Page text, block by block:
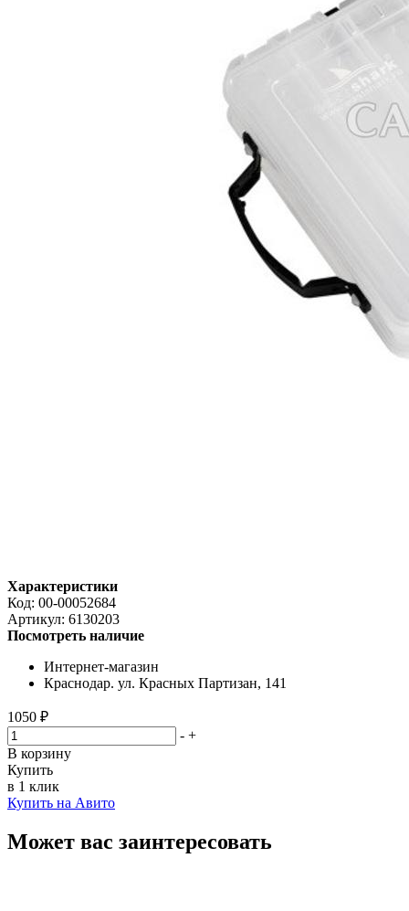
Характеристики
Код: 00-00052684
Артикул: 6130203
Посмотреть наличие
Интернет-магазин
Краснодар. ул. Красных Партизан, 141
1050 ₽
- +
В корзину
Купить
в 1 клик
Купить на Авито
Может вас заинтересовать